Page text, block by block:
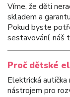
Víme, že děti
skladem a
Pokud byste
sestavování, náš
Proč dětské
Elektrická
nástrojem pro